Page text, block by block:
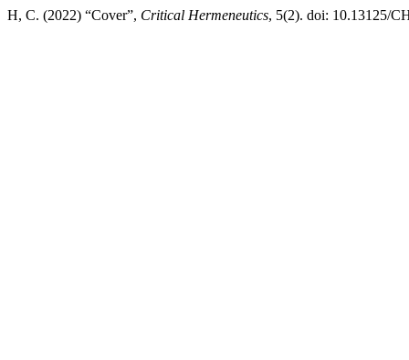
H, C. (2022) “Cover”, Critical Hermeneutics, 5(2). doi: 10.13125/